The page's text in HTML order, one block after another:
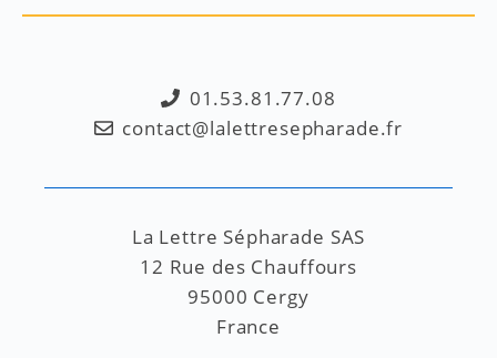
01.53.81.77.08
contact@lalettresepharade.fr
La Lettre Sépharade SAS
12 Rue des Chauffours
95000 Cergy
France